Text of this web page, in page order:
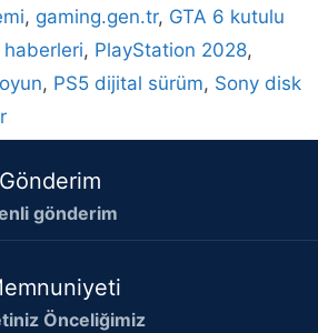
, gaming.gen.tr, GTA 6 kutulu
haberleri, PlayStation 2028,
, PS5 dijital sürüm, Sony disk
gönderim
Önceliğimiz